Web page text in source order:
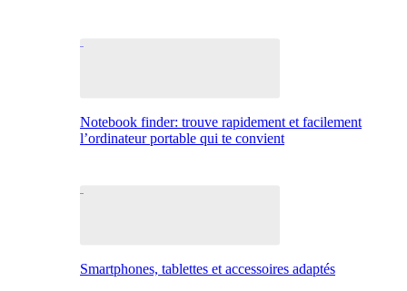
Notebook finder: trouve rapidement et facilement
l’ordinateur portable qui te convient
Smartphones, tablettes et accessoires adaptés